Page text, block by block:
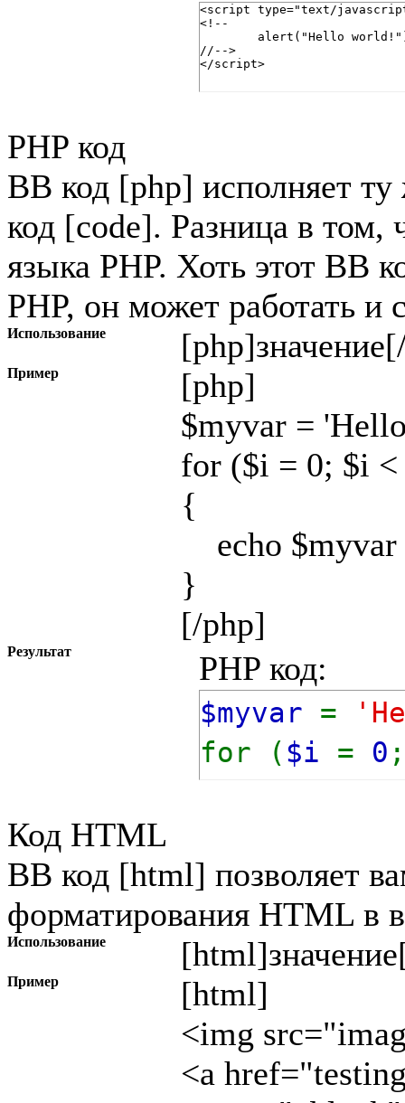
<script type="text/
<!--
//-->
</script>
PHP код
BB код [php] исполняет
код [code]. Разница в том,
языка PHP. Хоть этот BB
PHP, он может работать и
Использование [php]значение
Пример
[php]
$myvar =
for ($i = 0; $i
{
echo
}
[/php]
Результат PHP код:
$myvar =
for ($i = 0
}
Код HTML
BB код [html] позволяет
форматирования HTML в
Использование [html]значение
Пример
[html]
<img
<a